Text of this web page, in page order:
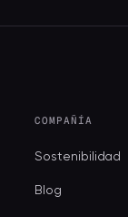
COMPAÑÍA
Sostenibilidad
Blog